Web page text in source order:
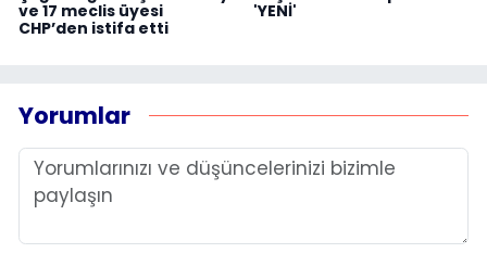
ve 17 meclis üyesi
CHP’den istifa etti
'YENİ'
Yorumlar